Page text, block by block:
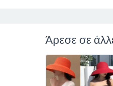
Άρεσε σε